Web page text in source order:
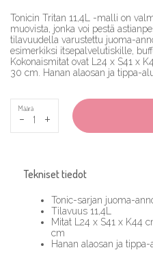
Tonicin Tritan 11,4L -malli on
muovista, jonka voi pestä
tilavuudella varustettu juoma-
esimerkiksi itsepalvelutiskille,
Kokonaismitat ovat L24 x S41 x
30 cm. Hanan alaosan ja tippa-
Määrä
- +
Tekniset tiedot
Tonic-sarjan juoma-
Tilavuus 11,4L
Mitat L24 x S41 x K44
cm
Hanan alaosan ja